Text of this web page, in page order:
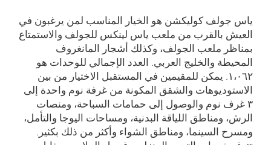
ياس جولف كوليكشن هو الخيار المناسب لمن يرغبون في
العيش بالقرب من ملعب ياس لينكس للجولف والاستمتاع
بمناظر ملعب الجولف، وكذلك أشجار المانغروف
المحيطة والخليج العربي. العدد الإجمالي للوحدات هو
۱،۰٦۲. يمكن للمقيمين في المستقبل الاختيار من بين
الاستوديوهات والشقق المكونة من غرفة نوم واحدة إلى
۳ غرف نوم والوصول إلى حمامات السباحة، ومنصات
الرش، ومناطق اللياقة البدنية، ومساحات اليوجا والتأمل،
ومسرح السينما، ومناطق الشواء وأكثر من ذلك بكثير.